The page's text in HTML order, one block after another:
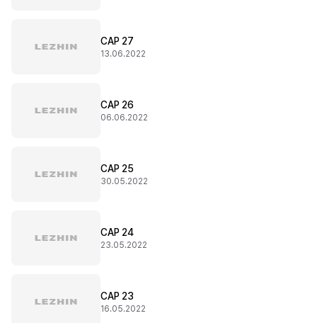
CAP 27
13.06.2022
CAP 26
06.06.2022
CAP 25
30.05.2022
CAP 24
23.05.2022
CAP 23
16.05.2022